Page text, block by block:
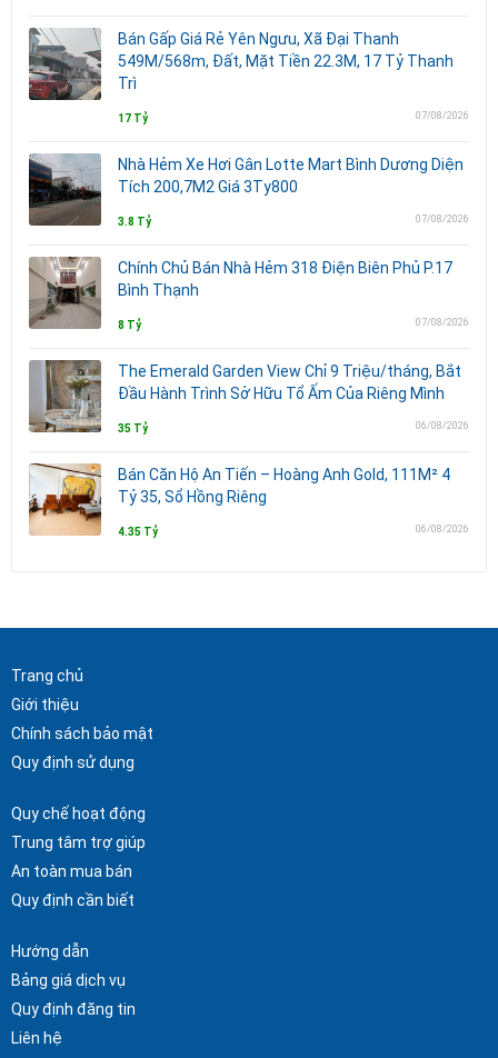
Bán Gấp Giá Rẻ Yên Ngưu, Xã Đại Thanh
549M/568m, Đất, Mặt Tiền 22.3M, 17 Tỷ Thanh
Trì
17 Tỷ 07/08/2026
Nhà Hẻm Xe Hơi Gân Lotte Mart Bình Dương Diện
Tích 200,7M2 Giá 3Ty800
3.8 Tỷ 07/08/2026
Chính Chủ Bán Nhà Hẻm 318 Điện Biên Phủ P.17
Bình Thạnh
8 Tỷ 07/08/2026
The Emerald Garden View Chỉ 9 Triệu/tháng, Bắt
Đầu Hành Trình Sở Hữu Tổ Ấm Của Riêng Mình
35 Tỷ 06/08/2026
Bán Căn Hộ An Tiến – Hoàng Anh Gold, 111M² 4
Tỷ 35, Sổ Hồng Riêng
4.35 Tỷ 06/08/2026
Trang chủ
Giới thiệu
Chính sách bảo mật
Quy định sử dụng
Quy chế hoạt động
Trung tâm trợ giúp
An toàn mua bán
Quy định cần biết
Hướng dẫn
Bảng giá dịch vụ
Quy định đăng tin
Liên hệ